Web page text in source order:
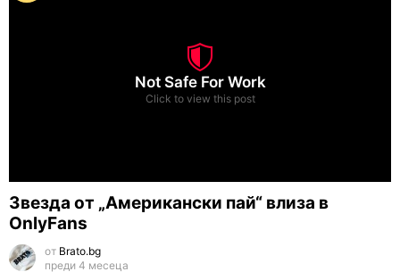
Not Safe For Work
Click to view this post
Звезда от „Американски пай“ влиза в
OnlyFans
от Brato.bg
преди 4 месеца